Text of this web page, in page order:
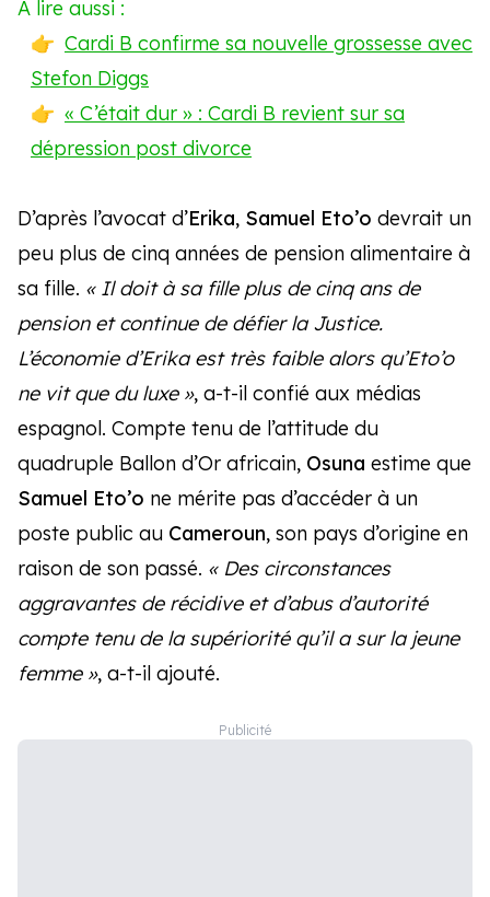
D’après l’avocat d’Erika, Samuel Eto’o devrait un
peu plus de cinq années de pension alimentaire à
sa fille. « Il doit à sa fille plus de cinq ans de
pension et continue de défier la Justice.
L’économie d’Erika est très faible alors qu’Eto’o
ne vit que du luxe », a-t-il confié aux médias
espagnol. Compte tenu de l’attitude du
quadruple Ballon d’Or africain, Osuna estime que
Samuel Eto’o ne mérite pas d’accéder à un
poste public au Cameroun, son pays d’origine en
raison de son passé. « Des circonstances
aggravantes de récidive et d’abus d’autorité
compte tenu de la supériorité qu’il a sur la jeune
femme », a-t-il ajouté.
À lire aussi :
Cardi B confirme sa nouvelle grossesse avec
Stefon Diggs
« C’était dur » : Cardi B revient sur sa
dépression post divorce